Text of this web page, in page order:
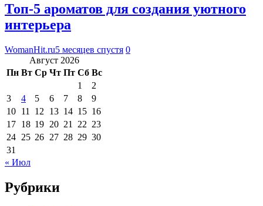
Топ-5 ароматов для создания уютного
интерьера
WomanHit.ru5 месяцев спустя 0
Август 2026
Пн Вт Ср Чт Пт Сб Вс
1
2
3
4 5 6 7 8
9
10 11 12 13 14 15 16
17 18 19 20 21 22 23
24 25 26 27 28 29 30
31
« Июл
Рубрики